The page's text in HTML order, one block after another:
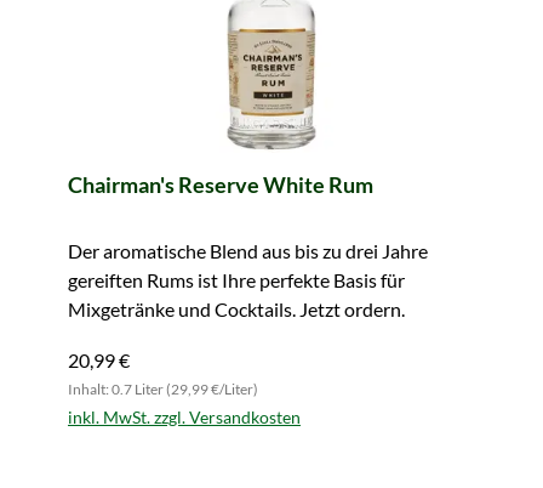
Chairman's Reserve White Rum
Der aromatische Blend aus bis zu drei Jahre
gereiften Rums ist Ihre perfekte Basis für
Mixgetränke und Cocktails. Jetzt ordern.
20,99 €
Inhalt: 0.7 Liter (29,99 €/Liter)
inkl. MwSt. zzgl. Versandkosten